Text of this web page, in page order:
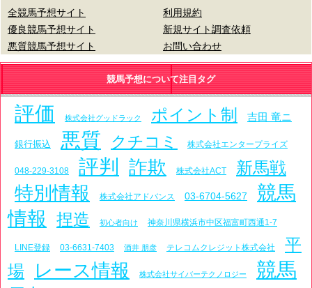
全競馬予想サイト
優良競馬予想サイト
悪質競馬予想サイト
利用規約
新規サイト調査依頼
お問い合わせ
競馬予想について注目タグ
評価 株式会社グッドラック ポイント制 吉田 竜ニ
銀行振込 悪質 クチコミ 株式会社エンタープライズ
048-229-3108 評判 詐欺 株式会社ACT 新馬戦
特別情報 株式会社アドバンス 03-6704-5627
競馬
情報
捏造 初心者向け 神奈川県横浜市中区福富町西通1-7
LINE登録 03-6631-7403 酒井 朋彦 テレコムクレジット株式会社
平
場
レース情報 株式会社サイバーテクノロジー
競馬